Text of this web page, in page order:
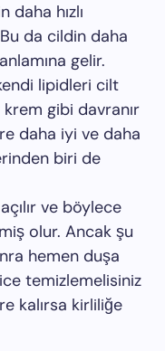
hızlı
Bu da cildin daha
gelir.
lipidleri cilt
gibi davranır
daha iyi ve daha
biri de
ve böylece
olur. Ancak şu
hemen duşa
temizlemelisiniz
kalırsa kirliliğe